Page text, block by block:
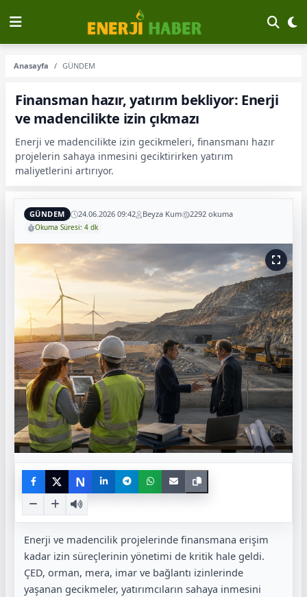
Anasayfa GÜNDEM
Finansman hazır, yatırım bekliyor: Enerji
ve madencilikte izin çıkmazı
Enerji ve madencilikte izin gecikmeleri, finansmanı hazır
projelerin sahaya inmesini geciktirirken yatırım
maliyetlerini artırıyor.
GÜNDEM 24.06.2026 09:42 Beyza Kum 2292 okuma
Okuma Süresi: 4 dk
N
Enerji ve madencilik projelerinde finansmana erişim
kadar izin süreçlerinin yönetimi de kritik hale geldi.
ÇED, orman, mera, imar ve bağlantı izinlerinde
yaşanan gecikmeler, yatırımcıların sahaya inmesini